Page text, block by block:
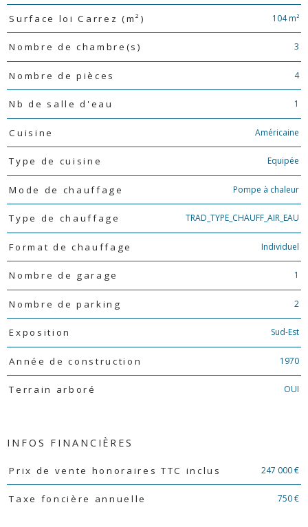
Surface loi Carrez (m²) 104 m²
Nombre de chambre(s) 3
Nombre de pièces 4
Nb de salle d'eau 1
Cuisine Américaine
Type de cuisine Equipée
Mode de chauffage Pompe à chaleur
Type de chauffage TRAD_TYPE_CHAUFF_AIR_EAU
Format de chauffage Individuel
Nombre de garage 1
Nombre de parking 2
Exposition Sud-Est
Année de construction 1970
Terrain arboré OUI
INFOS FINANCIÈRES
Caractéristiques Valeurs
Prix de vente honoraires TTC inclus 247 000 €
Taxe foncière annuelle 750 €